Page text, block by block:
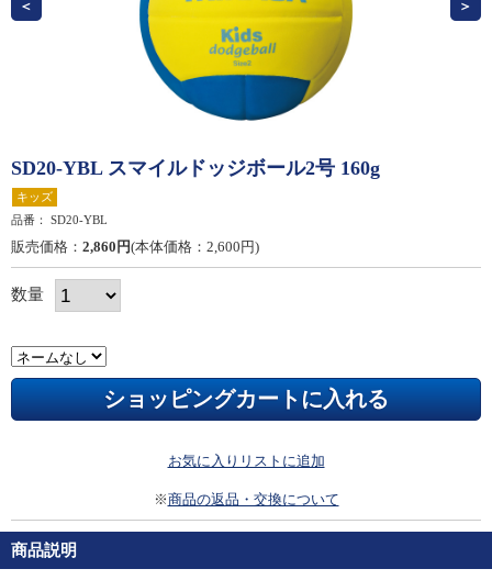
SD20-YBL スマイルドッジボール2号 160g
キッズ
品番：
SD20-YBL
販売価格： 2,860円(本体価格：2,600円)
数量
お気に入りリストに追加
※商品の返品・交換について
商品説明